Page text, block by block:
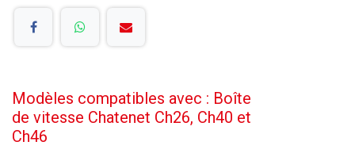
Modèles compatibles avec : Boîte
de vitesse Chatenet Ch26, Ch40 et
Ch46